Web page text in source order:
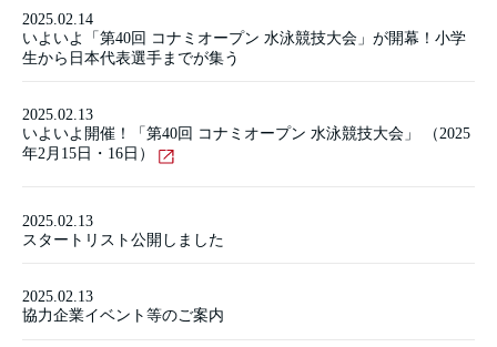
2025.02.14
いよいよ「第40回 コナミオープン 水泳競技大会」が開幕！小学
生から日本代表選手までが集う
2025.02.13
いよいよ開催！「第40回 コナミオープン 水泳競技大会」 （2025
年2月15日・16日）
2025.02.13
スタートリスト公開しました
2025.02.13
協力企業イベント等のご案内